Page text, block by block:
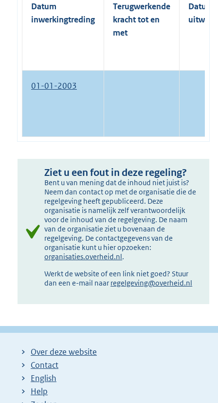
Datum
inwerkingtreding
Terugwerkende
kracht tot en
met
Datum
01-01-2003
Ziet u een fout in deze regeling?
Bent u van mening dat de inhoud niet juist is?
Neem dan contact op met de organisatie die de
regelgeving heeft gepubliceerd. Deze
organisatie is namelijk zelf verantwoordelijk
voor de inhoud van de regelgeving. De naam
van de organisatie ziet u bovenaan de
regelgeving. De contactgegevens van de
organisatie kunt u hier opzoeken:
organisaties.overheid.nl.
Werkt de website of een link niet goed? Stuur
dan een e-mail naar regelgeving@overheid.nl
Over deze website
Contact
English
Help